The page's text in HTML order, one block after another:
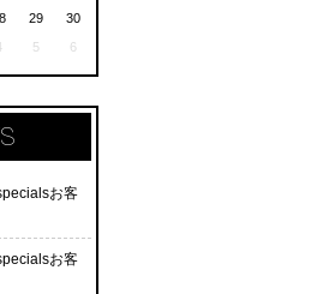
29
30
5 6
お客
お客